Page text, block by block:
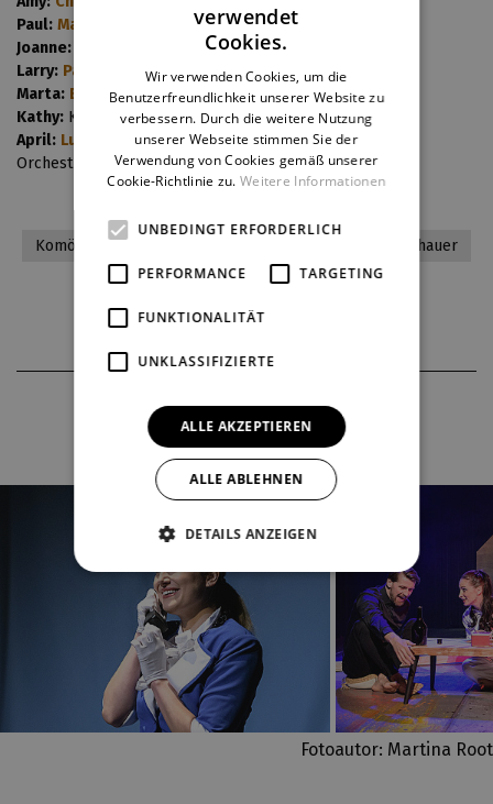
Paul: Martin Holec
Joanne:
Lucie Zvoníková
Larry: Pavel Klimenda
Marta: Eva Staškovičová
Kathy: Kateřina Hrdinová
April: Lucie Pragerová
Orchestr muzikálu DJKT
Komödie
Für anspruchsvolle Zuschauer
Tschechische Prämiere
FOTOS AUS DER PRODUKTION
Fotoautor: Martina Root
GERMAN
verwendet
Cookies.
Wir verwenden Cookies, um die
Benutzerfreundlichkeit unserer Website zu
verbessern. Durch die weitere Nutzung
unserer Webseite stimmen Sie der
Verwendung von Cookies gemäß unserer
Cookie-Richtlinie zu. Weitere Informationen
UNBEDINGT ERFORDERLICH
PERFORMANCE TARGETING
FUNKTIONALITÄT
UNKLASSIFIZIERTE
ALLE AKZEPTIEREN
ALLE ABLEHNEN
DETAILS ANZEIGEN